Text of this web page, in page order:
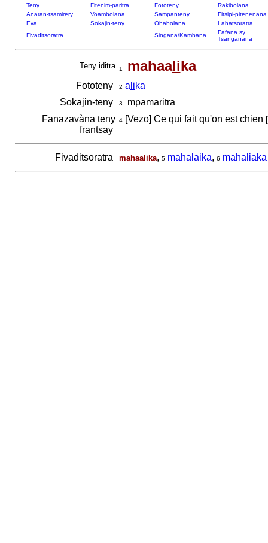
Teny Fitenim-paritra Fototeny
Rakibolana
Anaran-tsamirery
Voambolana Sampanteny
Fitsipi-pitenenana
Eva
Sokajin-teny Ohabolana
Lahatsoratra
Fivaditsoratra
Singana/Kambana
Fafana sy
Tsanganana
Teny iditra 1 mahaalika
Fototeny 2 a lika
Sokajin-teny
3
mpamaritra
Fanazavàna teny
frantsay
4[Vezo] Ce qui fait qu'on est chien [
Fivaditsoratra mahaalika, 5 mahalaika, 6 mahaliaka